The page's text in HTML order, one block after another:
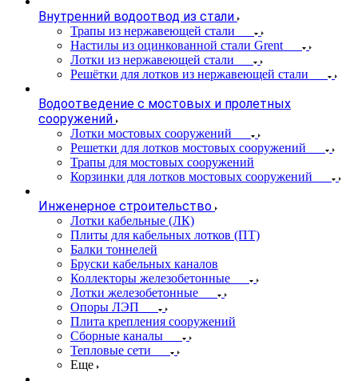
Внутренний водоотвод из стали
Трапы из нержавеющей стали
Настилы из оцинкованной стали Grent
Лотки из нержавеющей стали
Решётки для лотков из нержавеющей стали
Водоотведение с мостовых и пролетных
сооружений
Лотки мостовых сооружений
Решетки для лотков мостовых сооружений
Трапы для мостовых сооружений
Корзинки для лотков мостовых сооружений
Инженерное строительство
Лотки кабельные (ЛК)
Плиты для кабельных лотков (ПТ)
Балки тоннелей
Бруски кабельных каналов
Коллекторы железобетонные
Лотки железобетонные
Опоры ЛЭП
Плита крепления сооружений
Сборные каналы
Тепловые сети
Еще